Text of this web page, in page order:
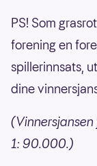
PS! Som
forening en
spillerinnsats,
dine
1: 90.000.)